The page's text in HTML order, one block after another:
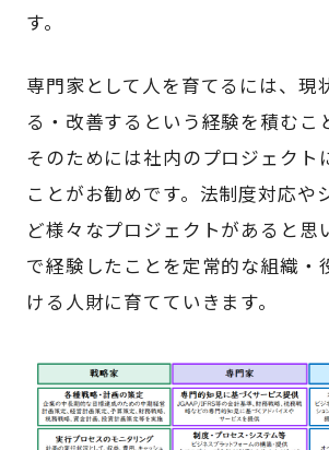
す。
専門家として人を育てるには、現
る・改善するという経験を積むこ
そのためには社内のプロジェクト
ことがお勧めです。法制度対応や
ど様々なプロジェクトがあると思
で経験したことを定常的な組織・
ける人財に育てていきます。